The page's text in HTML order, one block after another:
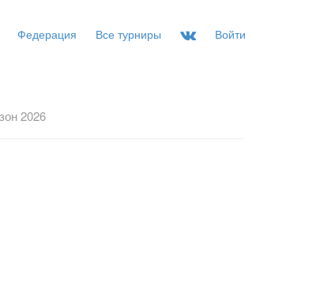
Федерация Все турниры Войти
2026